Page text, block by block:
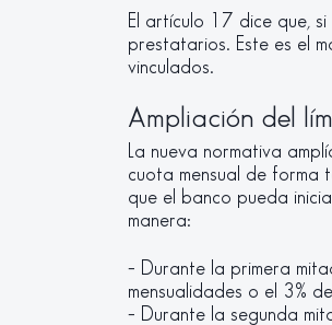
El artículo 17 dice que,
prestatarios. Este es el
vinculados.
Ampliación del
La nueva normativa
cuota mensual de forma
que el banco pueda
manera:
– Durante la primera
mensualidades o el 3%
– Durante la segunda